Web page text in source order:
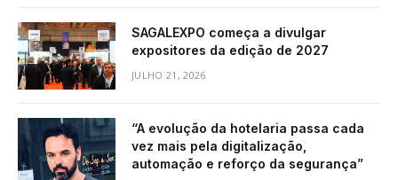
SAGALEXPO começa a divulgar
expositores da edição de 2027
JULHO 21, 2026
“A evolução da hotelaria passa cada
vez mais pela digitalização,
automação e reforço da segurança”